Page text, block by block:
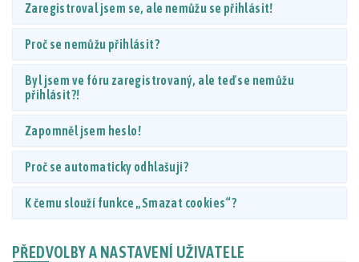
Zaregistroval jsem se, ale nemůžu se přihlásit!
Proč se nemůžu přihlásit?
Byl jsem ve fóru zaregistrovaný, ale teď se nemůžu
přihlásit?!
Zapomněl jsem heslo!
Proč se automaticky odhlašuji?
K čemu slouží funkce „Smazat cookies“?
PŘEDVOLBY A NASTAVENÍ UŽIVATELE